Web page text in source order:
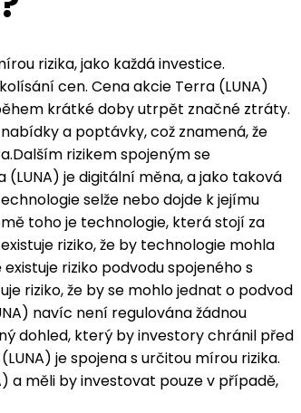
rizika, jako každá investice.
cen. Cena akcie Terra (LUNA)
krátké doby utrpět značné ztráty.
a poptávky, což znamená, že
rizikem spojeným se
je digitální měna, a jako taková
selže nebo dojde k jejímu
toho je technologie, která stojí za
riziko, že by technologie mohla
riziko podvodu spojeného s
riziko, že by se mohlo jednat o podvod
navíc není regulována žádnou
dohled, který by investory chránil před
je spojena s určitou mírou rizika.
a měli by investovat pouze v případě,